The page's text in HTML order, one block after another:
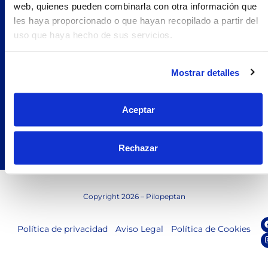
web, quienes pueden combinarla con otra información que
les haya proporcionado o que hayan recopilado a partir del
uso que haya hecho de sus servicios.
Mostrar detalles
Aceptar
Rechazar
Soluciones
Uñas Quebradizas
Te interesa
Compromiso Génove
Copyright 2026 – Pilopeptan
Política de privacidad Aviso Legal Política de Cookies